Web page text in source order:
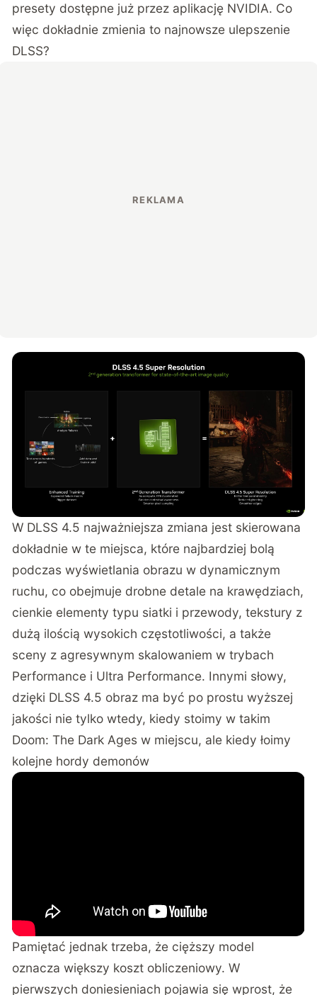
presety dostępne już przez aplikację NVIDIA. Co
więc dokładnie zmienia to najnowsze ulepszenie
DLSS?
W DLSS 4.5 najważniejsza zmiana jest skierowana
dokładnie w te miejsca, które najbardziej bolą
podczas wyświetlania obrazu w dynamicznym
ruchu, co obejmuje drobne detale na krawędziach,
cienkie elementy typu siatki i przewody, tekstury z
dużą ilością wysokich częstotliwości, a także
sceny z agresywnym skalowaniem w trybach
Performance i Ultra Performance. Innymi słowy,
dzięki DLSS 4.5 obraz ma być po prostu wyższej
jakości nie tylko wtedy, kiedy stoimy w takim
Doom: The Dark Ages w miejscu, ale kiedy łoimy
kolejne hordy demonów
Pamiętać jednak trzeba, że cięższy model
oznacza większy koszt obliczeniowy. W
pierwszych doniesieniach pojawia się wprost, że